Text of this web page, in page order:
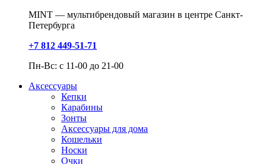
MINT — мультибрендовый магазин в центре Санкт-
Петербурга
+7 812 449-51-71
Пн-Вс: с 11-00 до 21-00
Аксессуары
Кепки
Карабины
Зонты
Аксессуары для дома
Кошельки
Носки
Очки